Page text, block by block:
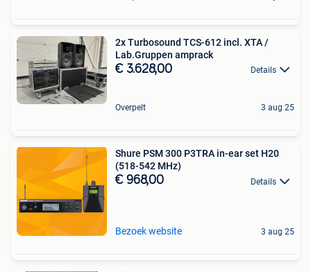
2x Turbosound TCS-612 incl. XTA /
Lab.Gruppen amprack
€ 3.628,00 Details
Overpelt 3 aug 25
Shure PSM 300 P3TRA in-ear set H20
(518-542 MHz)
€ 968,00 Details
Bezoek website 3 aug 25